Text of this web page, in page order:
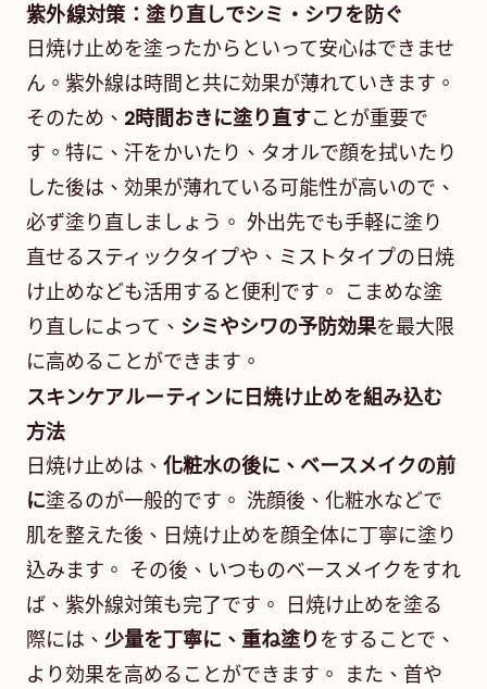
紫外線対策：塗り直しでシミ・シワを防ぐ
日焼け止めを塗ったからといって安心はできませ
ん。紫外線は時間と共に効果が薄れていきます。
そのため、 2時間おきに塗り直すことが重要で
す。特に、汗をかいたり、タオルで顔を拭いたり
した後は、効果が薄れている可能性が高いので、
必ず塗り直しましょう。 外出先でも手軽に塗り
直せるスティックタイプや、ミストタイプの日焼
け止めなども活用すると便利です。 こまめな塗
り直しによって、 シミやシワの予防効果を最大限
に高めることができます。
スキンケアルーティンに日焼け止めを組み込む
方法
日焼け止めは、 化粧水の後に、ベースメイクの前
に塗るのが一般的です。 洗顔後、化粧水などで
肌を整えた後、日焼け止めを顔全体に丁寧に塗り
込みます。 その後、いつものベースメイクをすれ
ば、紫外線対策も完了です。 日焼け止めを塗る
際には、 少量を丁寧に、重ね塗り をすることで、
より効果を高めることができます。 また、首や